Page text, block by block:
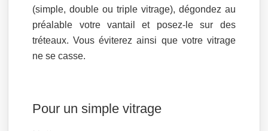
(simple, double ou triple vitrage), dégondez au
préalable votre vantail et posez-le sur des
tréteaux. Vous éviterez ainsi que votre vitrage
ne se casse.
Pour un simple vitrage